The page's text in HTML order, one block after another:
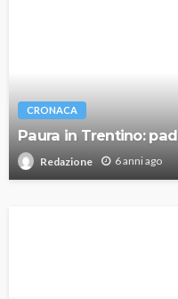
CRONACA
Paura in Trentino:
Redazione 6 anni ago